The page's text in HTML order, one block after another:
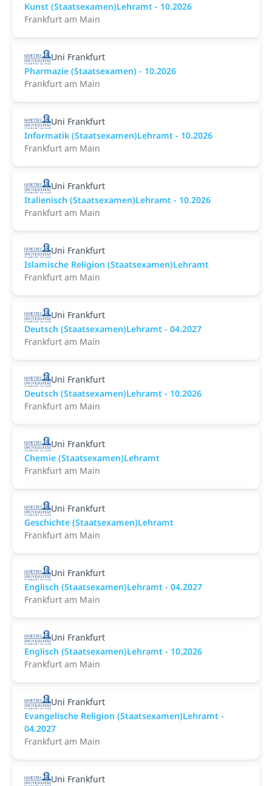
Kunst (Staatsexamen)Lehramt - 10.2026
Frankfurt am Main
Uni Frankfurt
Pharmazie (Staatsexamen) - 10.2026
Frankfurt am Main
Uni Frankfurt
Informatik (Staatsexamen)Lehramt - 10.2026
Frankfurt am Main
Uni Frankfurt
Italienisch (Staatsexamen)Lehramt - 10.2026
Frankfurt am Main
Uni Frankfurt
Islamische Religion (Staatsexamen)Lehramt
Frankfurt am Main
Uni Frankfurt
Deutsch (Staatsexamen)Lehramt - 04.2027
Frankfurt am Main
Uni Frankfurt
Deutsch (Staatsexamen)Lehramt - 10.2026
Frankfurt am Main
Uni Frankfurt
Chemie (Staatsexamen)Lehramt
Frankfurt am Main
Uni Frankfurt
Geschichte (Staatsexamen)Lehramt
Frankfurt am Main
Uni Frankfurt
Englisch (Staatsexamen)Lehramt - 04.2027
Frankfurt am Main
Uni Frankfurt
Englisch (Staatsexamen)Lehramt - 10.2026
Frankfurt am Main
Uni Frankfurt
Evangelische Religion (Staatsexamen)Lehramt -
04.2027
Frankfurt am Main
Uni Frankfurt